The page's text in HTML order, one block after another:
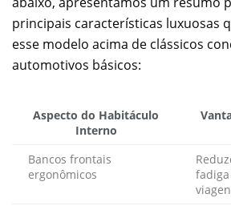
principais características luxuosas
esse modelo acima de clássicos
automotivos básicos:
Aspecto do Habitáculo
Interno
Bancos frontais
ergonômicos